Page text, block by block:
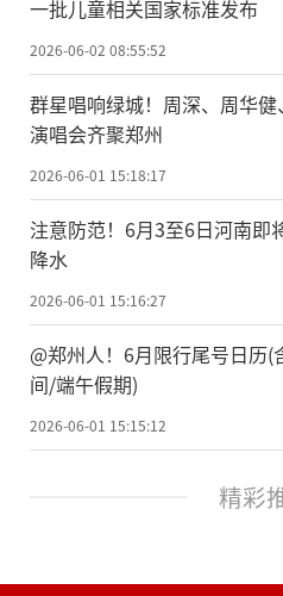
一批儿童相关国家标准发布
2026-06-02 08:55:52
群星唱响绿城！周深、周华
演唱会齐聚郑州
2026-06-01 15:18:17
注意防范！6月3至6日河南即
降水
2026-06-01 15:16:27
@郑州人！6月限行尾号日历(
间/端午假期)
2026-06-01 15:15:12
精彩